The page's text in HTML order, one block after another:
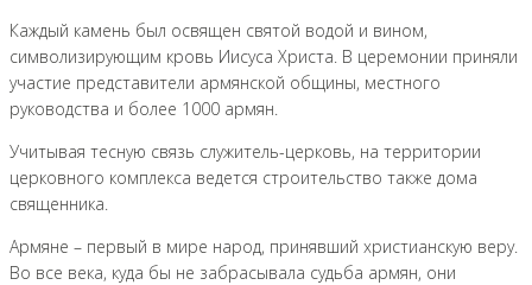
Каждый камень был освящен святой водой и вином,
символизирующим кровь Иисуса Христа. В церемонии приняли
участие представители армянской общины, местного
руководства и более 1000 армян.
Учитывая тесную связь служитель-церковь, на территории
церковного комплекса ведется строительство также дома
священника.
Армяне – первый в мире народ, принявший христианскую веру.
Во все века, куда бы не забрасывала судьба армян, они